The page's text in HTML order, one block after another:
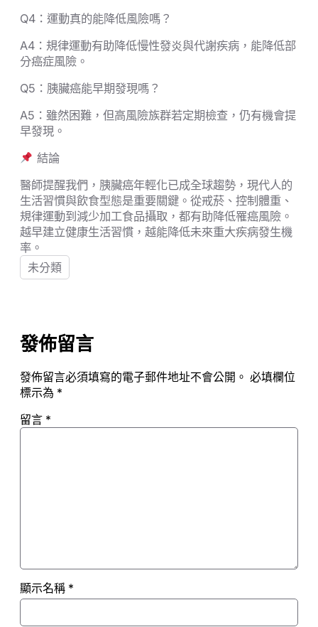
Q4：運動真的能降低風險嗎？
A4：規律運動有助降低慢性發炎與代謝疾病，能降低部
分癌症風險。
Q5：胰臟癌能早期發現嗎？
A5：雖然困難，但高風險族群若定期檢查，仍有機會提
早發現。
結論
醫師提醒我們，胰臟癌年輕化已成全球趨勢，現代人的
生活習慣與飲食型態是重要關鍵。從戒菸、控制體重、
規律運動到減少加工食品攝取，都有助降低罹癌風險。
越早建立健康生活習慣，越能降低未來重大疾病發生機
率。
未分類
發佈留言
發佈留言必須填寫的電子郵件地址不會公開。 必填欄位
標示為 *
留言 *
顯示名稱 *